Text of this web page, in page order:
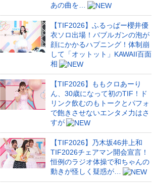
あの曲を…
【TIF2026】ふるっぱー櫻井優
衣ソロ出場！バブルガンの泡が
顔にかかるハプニング！体制崩
して「オットット」KAWAII百面
相
【TIF2026】ももクロあーり
ん、30歳になって初のTIF！ド
リンク飲むのもトークとパフォ
で飽きさせないエンタメ力はさ
すが
【TIF2026】乃木坂46井上和
TIF2026チェアマン開会宣言！
恒例のラジオ体操で和ちゃんの
動きが怪しく疑惑が…